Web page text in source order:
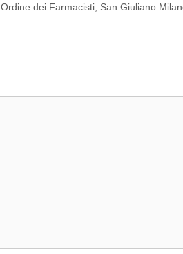
,Ordine dei Farmacisti San Giuliano